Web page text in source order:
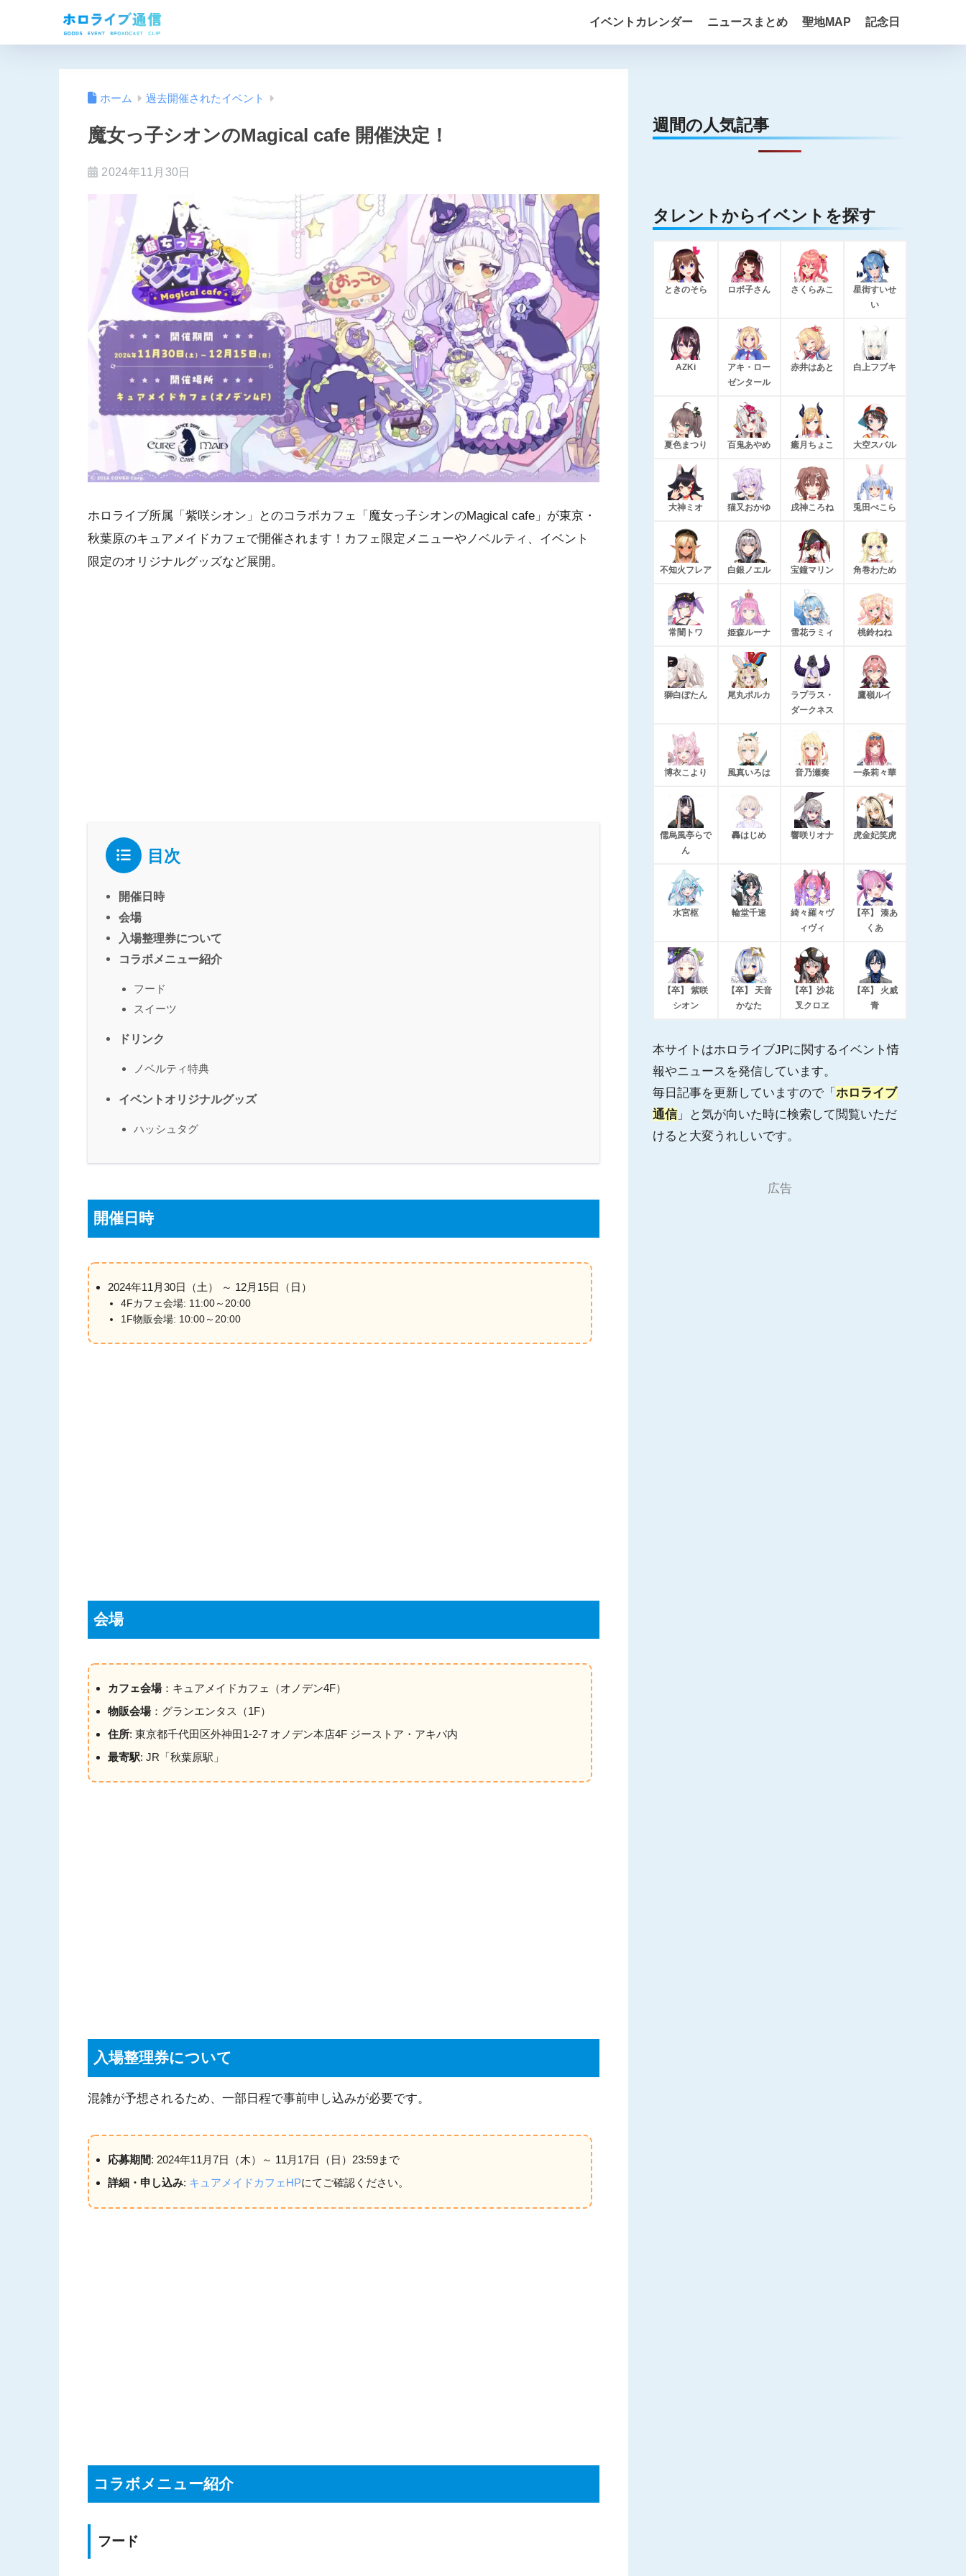
イベントカレンダー ニュースまとめ 聖地MAP 記念日
ホーム 過去開催されたイベント
魔女っ子シオンのMagical cafe 開催決定！
2024年11月30日
ホロライブ所属「紫咲シオン」とのコラボカフェ「魔女っ子シオンのMagical cafe」が東京・
秋葉原のキュアメイドカフェで開催されます！カフェ限定メニューやノベルティ、イベント
限定のオリジナルグッズなど展開。
目次
開催日時
会場
入場整理券について
コラボメニュー紹介
フード
スイーツ
ドリンク
ノベルティ特典
イベントオリジナルグッズ
ハッシュタグ
開催日時
2024年11月30日（土） ～ 12月15日（日）
4Fカフェ会場: 11:00～20:00
1F物販会場: 10:00～20:00
会場
カフェ会場：キュアメイドカフェ（オノデン4F）
物販会場：グランエンタス（1F）
住所: 東京都千代田区外神田1-2-7 オノデン本店4F ジーストア・アキバ内
最寄駅: JR「秋葉原駅」
入場整理券について
混雑が予想されるため、一部日程で事前申し込みが必要です。
応募期間: 2024年11月7日（木）～ 11月17日（日）23:59まで
詳細・申し込み: キュアメイドカフェHPにてご確認ください。
コラボメニュー紹介
フード
週間の人気記事
タレントからイベントを探す
ときのそら ロボ子さん さくらみこ
星街すいせ
い
AZKi
アキ・ロー
ゼンタール
赤井はあと 白上フブキ
夏色まつり 百鬼あやめ 癒月ちょこ 大空スバル
大神ミオ 猫又おかゆ 戌神ころね 兎田ぺこら
不知火フレア 白銀ノエル 宝鐘マリン 角巻わため
常闇トワ 姫森ルーナ 雪花ラミィ 桃鈴ねね
獅白ぼたん 尾丸ポルカ
ラプラス・
ダークネス
鷹嶺ルイ
博衣こより 風真いろは 音乃瀬奏 一条莉々華
儒烏風亭らで
ん
轟はじめ 響咲リオナ 虎金妃笑虎
水宮枢 輪堂千速
綺々羅々ヴ
ィヴィ
【卒】 湊あ
くあ
【卒】 紫咲
シオン
【卒】 天音
かなた
【卒】沙花
叉クロヱ
【卒】 火威
青
本サイトはホロライブJPに関するイベント情
報やニュースを発信しています。
毎日記事を更新していますので「 ホロライブ
通信」と気が向いた時に検索して閲覧いただ
けると大変うれしいです。
広告